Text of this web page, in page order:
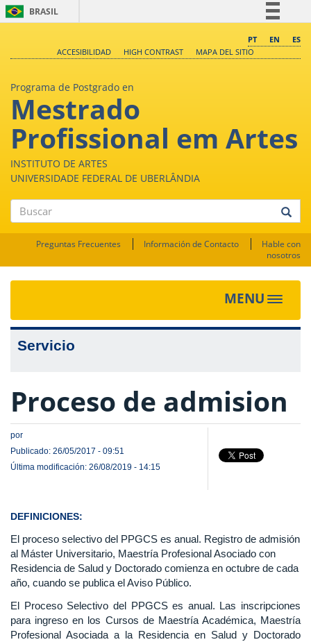
BRASIL
Comunica BR
Canais
PT EN
ES
ACCESIBILIDAD
HIGH CONTRAST MAPA DEL SITIO
Programa de Postgrado en
Mestrado
Profissional em Artes
INSTITUTO DE ARTES
UNIVERSIDADE FEDERAL DE UBERLÂNDIA
Buscar
Preguntas Frecuentes Información de Contacto
Hable con
nosotros
MENU
Toggle
Servicio
Proceso de admision
por
Publicado: 26/05/2017 - 09:51
Última modificación: 26/08/2019 - 14:15
DEFINICIONES:
El proceso selectivo del PPGCS es anual. Registro de admisión
al Máster Universitario, Maestría Profesional Asociado con
Residencia de Salud y Doctorado comienza en octubre de cada
año, cuando se publica el Aviso Público.
El Proceso Selectivo del PPGCS es anual. Las inscripciones
para ingreso en los Cursos de Maestría Académica, Maestría
Profesional Asociada a la Residencia en Salud y Doctorado